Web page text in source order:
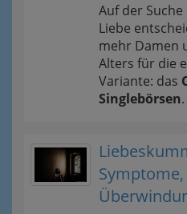
Auf der
Liebe
mehr Damen
Alters für die
Variante: das
Singlebörsen.